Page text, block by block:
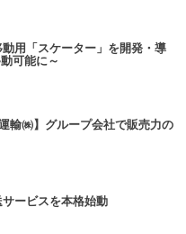
用「スケーター」を開発・導
可能に～
輸㈱】グループ会社で販売力の
ービスを本格始動